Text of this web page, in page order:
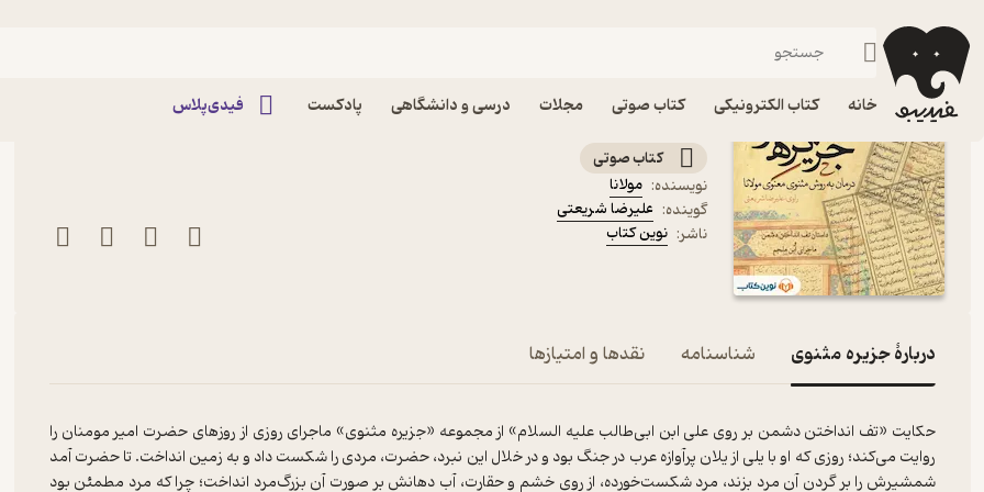
خانه کتاب الکترونیکی کتاب صوتی مجلات درسی و دانشگاهی پادکست فیدی‌پلاس
فیدیبو کتاب صوتی
کتاب صوتی جزیره مثنوی اثر مولانا
کتاب صوتی
نویسنده: مولانا
گوینده: علیرضا شریعتی
ناشر: نوین کتاب
دربارۀ جزیره مثنوی شناسنامه نقدها و امتیازها
حکایت «تف انداختن دشمن بر روی علی ابن ابی‌طالب علیه السلام» از مجموعه «جزیره مثنوی» ماجرای روزی از روزهای حضرت امیر مومنان را
روایت می‌‌کند؛ روزی که او با یلی از یلان پرآوازه عرب در جنگ بود و در خلال این نبرد، حضرت، مردی را شکست داد و به زمین انداخت. تا حضرت آمد
شمشیرش را بر گردن آن مرد بزند، مرد شکست‌خورده، از روی خشم و حقارت، آب دهانش بر صورت آن بزرگ‌مرد انداخت؛ چرا که مرد مطمئن بود